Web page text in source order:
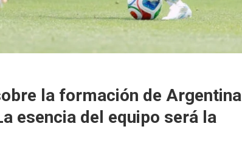
la formación de Argentina
esencia del equipo será la